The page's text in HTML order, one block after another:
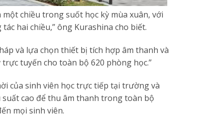
chiều trong suốt học kỳ mùa xuân, với
hai chiều,” ông Kurashina cho biết.
và lựa chọn thiết bị tích hợp âm thanh và
tuyến cho toàn bộ 620 phòng học.”
của sinh viên học trực tiếp tại trường và
cao để thu âm thanh trong toàn bộ
mọi sinh viên.